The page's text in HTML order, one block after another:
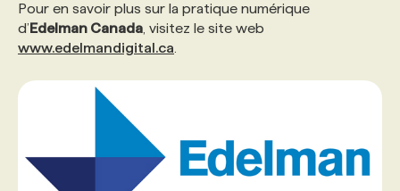
Pour en savoir plus sur la pratique numérique
d’Edelman Canada , visitez le site web
www.edelmandigital.ca